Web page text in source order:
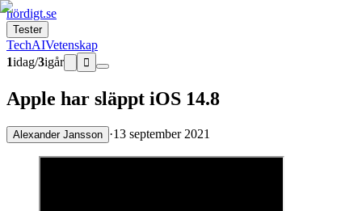
nördigt.se
Tester
TechAIVetenskap
1idag/3igår 
Apple har släppt iOS 14.8
Alexander Jansson ·13 september 2021